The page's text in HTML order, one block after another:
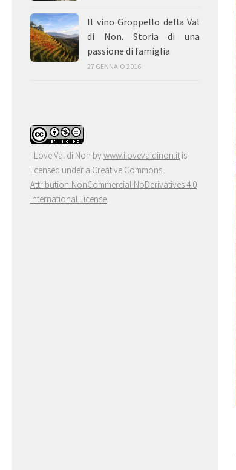
Il vino Groppello della Val
di Non. Storia di una
passione di famiglia
27 GENNAIO 2016
I Love Val di Non bywww.ilovevaldinon.it is
licensed under a Creative Commons
Attribution-NonCommercial-NoDerivatives 4.0
International License.